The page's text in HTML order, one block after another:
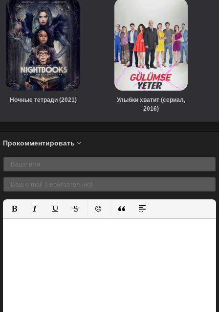
Ночные тетради (2021)
Улыбки хватит (сериал,
2016)
Прокомментировать
Полужирный
КурсивПодчеркнутый
ЗачеркнутыйВставить смайлик
Вставка цитаты
Вставка спойлера